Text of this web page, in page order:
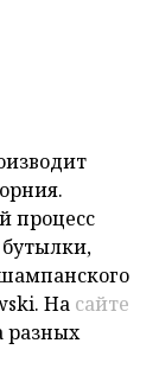
процесс
На сайте
разных